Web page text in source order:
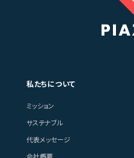
私たちについて
ミッション
サステナブル
代表メッセージ